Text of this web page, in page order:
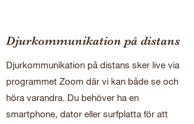
Djurkommunikation på distans
Djurkommunikation på distans sker live via
programmet Zoom där vi kan både se och
höra varandra. Du behöver ha en
smartphone, dator eller surfplatta för att